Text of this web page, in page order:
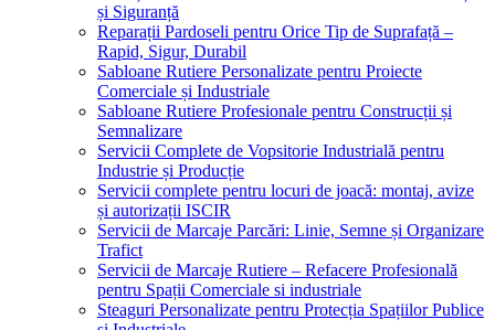
și Siguranță
Reparații Pardoseli pentru Orice Tip de Suprafață –
Rapid, Sigur, Durabil
Sabloane Rutiere Personalizate pentru Proiecte
Comerciale și Industriale
Sabloane Rutiere Profesionale pentru Construcții și
Semnalizare
Servicii Complete de Vopsitorie Industrială pentru
Industrie și Producție
Servicii complete pentru locuri de joacă: montaj, avize
și autorizații ISCIR
Servicii de Marcaje Parcări: Linie, Semne și Organizare
Trafict
Servicii de Marcaje Rutiere – Refacere Profesională
pentru Spații Comerciale si industriale
Steaguri Personalizate pentru Protecția Spațiilor Publice